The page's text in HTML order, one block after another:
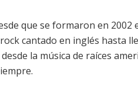
que se formaron en 2002
cantado en inglés hasta
la música de raíces